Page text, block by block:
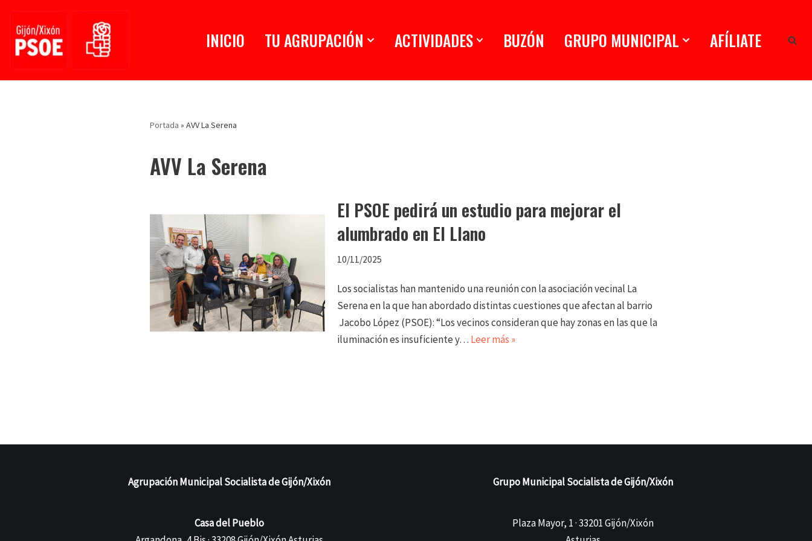
Saltar
INICIO TU AGRUPACIÓN ACTIVIDADES BUZÓN GRUPO MUNICIPAL AFÍLIATE
Portada »AVV La Serena
AVV La Serena
El PSOE pedirá un estudio para mejorar el
alumbrado en El Llano
10/11/2025
Los socialistas han mantenido una reunión con la asociación vecinal La
Serena en la que han abordado distintas cuestiones que afectan al barrio
Jacobo López (PSOE): “Los vecinos consideran que hay zonas en las que la
iluminación es insuficiente y… Leer más »
Agrupación Municipal Socialista de Gijón/Xixón
Casa del Pueblo
Grupo Municipal Socialista de Gijón/Xixón
Plaza Mayor, 1 · 33201 Gijón/Xixón